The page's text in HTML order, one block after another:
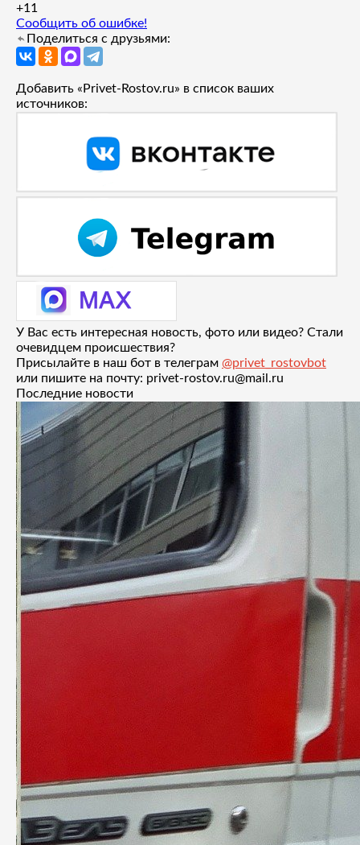
+1 1
Сообщить об ошибке!
Поделиться с друзьями:
Добавить «Privet-Rostov.ru» в список ваших
источников:
У Вас есть интересная новость, фото или видео? Стали
очевидцем происшествия?
Присылайте в наш бот в телеграм @privet_rostovbot
или пишите на почту: privet-rostov.ru@mail.ru
Последние новости